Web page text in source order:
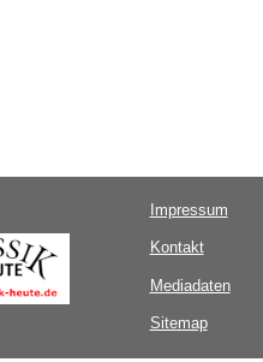
Impressum
Kontakt
Mediadaten
Sitemap